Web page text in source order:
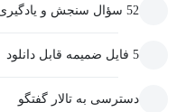
52 سؤال سنجش و یادگیری
5 فایل ضمیمه قابل دانلود
دسترسی به تالار گفتگو